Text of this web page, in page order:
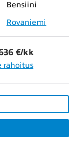
Bensiini
Rovaniemi
€/kk
rahoitus